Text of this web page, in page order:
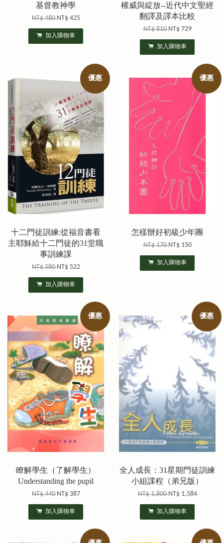
基督教神學
NT$ 480NT$ 425
加入購物車
權威與綻放--近代中文聖經
翻譯及譯本比較
NT$ 810NT$ 729
加入購物車
優惠
十二門徒訓練:從福音書看
主耶穌給十二門徒的31堂職
事訓練課
NT$ 580NT$ 522
加入購物車
優惠
怎樣辦好初級少年團
NT$ 170NT$ 150
加入購物車
優惠
瞭解學生（了解學生）
Understanding the pupil
NT$ 440NT$ 387
加入購物車
優惠
全人成長：31星期門徒訓練
小組課程（弟兄版）
NT$ 1,800NT$ 1,584
加入購物車